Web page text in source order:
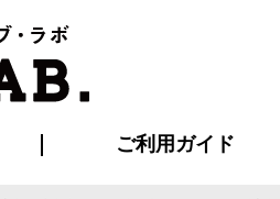
ご利用ガイド